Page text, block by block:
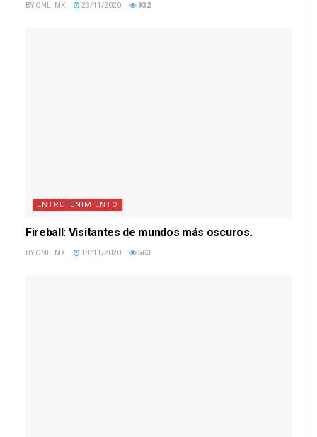
BY ONLI MX 23/11/2020 932
ENTRETENIMIENTO
Fireball: Visitantes de mundos más oscuros.
BY ONLI MX 18/11/2020 563